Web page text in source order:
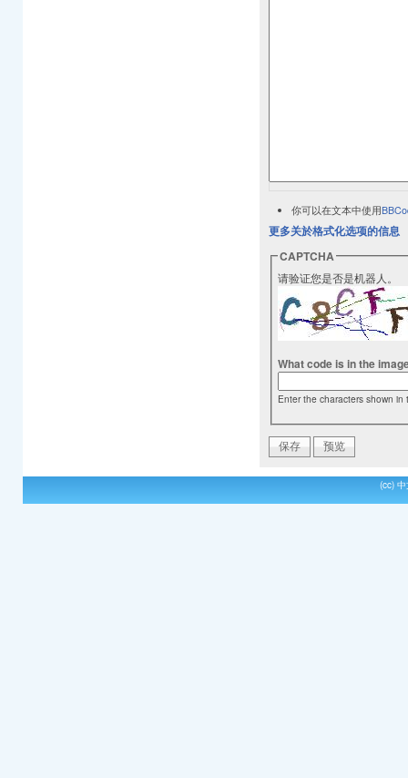
你可以在文本中使用
更多关於格式化选项的信息
CAPTCHA
请验证您是否是机器人。
What code is in the
Enter the characters shown in
(cc)中